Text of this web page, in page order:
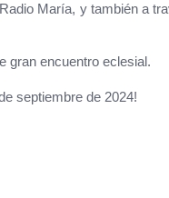
María, y también a
gran encuentro eclesial.
septiembre de 2024!